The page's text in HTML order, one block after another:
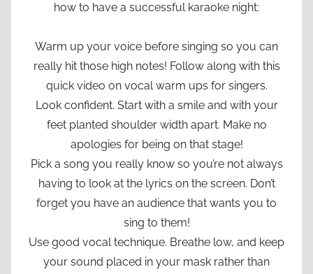
how to have a successful karaoke night:
Warm up your voice before singing so you can
really hit those high notes! Follow along with this
quick video on vocal warm ups for singers.
Look confident. Start with a smile and with your
feet planted shoulder width apart. Make no
apologies for being on that stage!
Pick a song you really know so you’re not always
having to look at the lyrics on the screen. Don’t
forget you have an audience that wants you to
sing to them!
Use good vocal technique. Breathe low, and keep
your sound placed in your mask rather than